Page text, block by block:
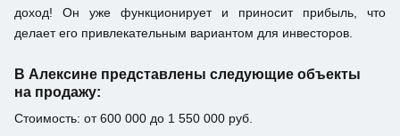
доход! Он уже функционирует и приносит прибыль, что
делает его привлекательным вариантом для инвесторов.
В Алексине представлены следующие объекты
на продажу:
Стоимость: от 600 000 до 1 550 000 руб.